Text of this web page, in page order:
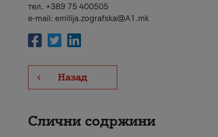
тел. +389 75 400505
e-mail: emilija.zografska@A1.mk
Назад
Слични содржини